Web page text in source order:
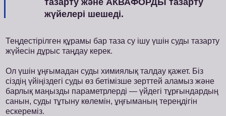
тазарту және АКВАФОРДЫ тазарту
жүйелері шешеді.
Теңдестірілген құрамы бар таза су ішу үшін суды тазарту
жүйесін дұрыс таңдау керек.
Ол үшін ұңғымадан суды химиялық талдау қажет. Біз
сіздің үйіңіздегі суды өз бетімізше зерттей аламыз және
барлық маңызды параметрлерді — үйдегі тұрғындардың
санын, суды тұтыну көлемін, ұңғыманың тереңдігін
ескереміз.